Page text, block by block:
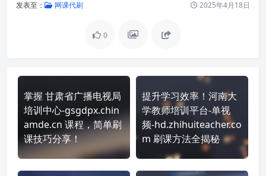
发表至： 网课代刷 2025年4月18日
0
掌握 甘肃省广播电视局
培训中心-gsgdpx.chin
amde.cn 课程，简单刷
课技巧分享！
提升学习效率！河南大
学教师培训平台-单视
频-hd.zhihuiteacher.co
m 刷课方法全揭秘